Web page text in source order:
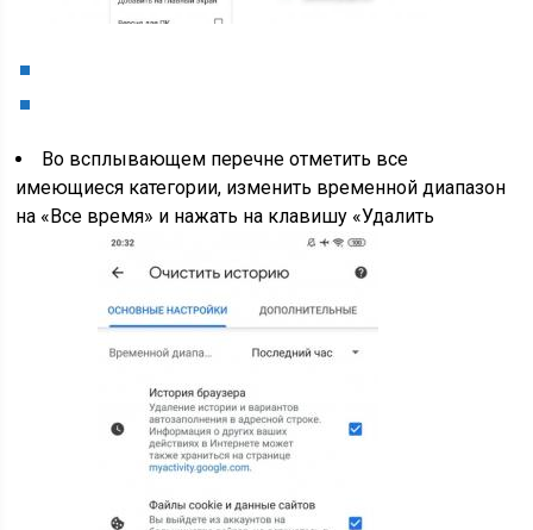
Во всплывающем перечне отметить все
имеющиеся категории, изменить временной диапазон
на «Все время» и нажать на клавишу «Удалить